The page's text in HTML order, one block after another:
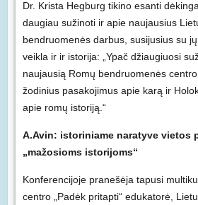
Dr. Krista Hegburg tikino esanti
daugiau sužinoti ir apie naujausius
bendruomenės darbus, susijusius su
veikla ir ir istorija: „Ypač džiaugiuosi
naujausią Romų bendruomenės
žodinius pasakojimus apie karą ir
apie romų istoriją.“
A.Avin: istoriniame naratyve vietos
„mažosioms istorijoms“
Konferencijoje pranešėja tapusi
centro „Padėk pritapti“ edukatorė,